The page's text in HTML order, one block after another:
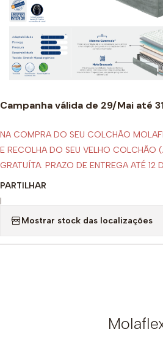
Campanha válida de 29/Mai até
NA COMPRA DO SEU COLCHÃO
E RECOLHA DO SEU VELHO COLCHÃO
GRATUÍTA. PRAZO DE ENTREGA ATÉ 12
PARTILHAR
|
Mostrar stock das localizações